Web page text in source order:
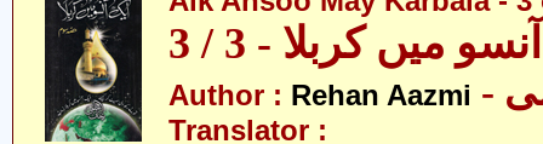
میں کربلا - 3 / 3
Author : Rehan Aazmi
Translator :